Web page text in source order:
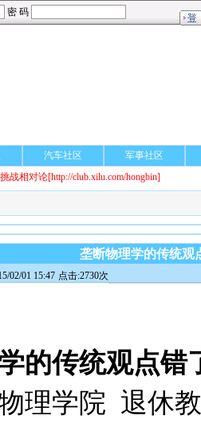
汽车社区
军事社区
挑战相对论[http://club.xilu.com/hongbin]
垄断物理学的传统观
02/01 15:47 点击:2730次
的传统观点错
理学院 退休